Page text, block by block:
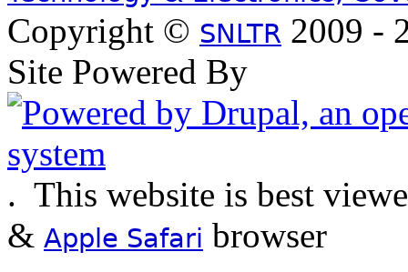
Copyright © SNLTR 2009 -
Site Powered By
. This website is best
& Apple Safari browser